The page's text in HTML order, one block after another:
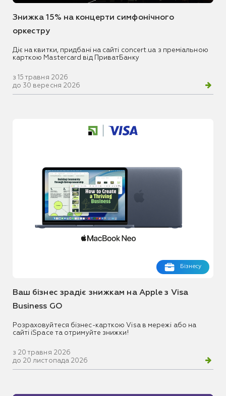
Знижка 15% на концерти симфонічного
оркестру
Діє на квитки, придбані на сайті concert.ua з преміальною
карткою Mastercard від ПриватБанку
з 15 травня 2026
до 30 вересня 2026
Бізнесу
Ваш бізнес зрадіє знижкам на Apple з Visa
Business GO
Розраховуйтеся бізнес-карткою Visa в мережі або на
сайті iSpace та отримуйте знижки!
з 20 травня 2026
до 20 листопада 2026